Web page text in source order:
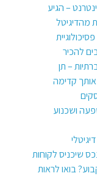
– הגיע
מהדיגיטל
להכיר
– תן
קדימה
ושכנוע
שיכניס לקוחות
בואו לראות